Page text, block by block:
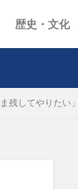
歴史・文化
残してやりたい